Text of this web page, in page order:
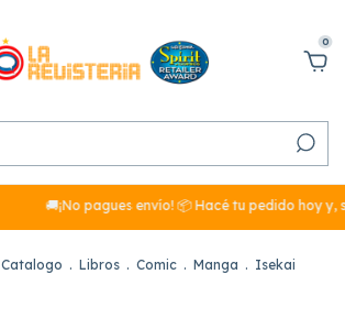
0
🚚¡No pagues envío! 📦 Hacé tu pedido hoy
Catalogo . Libros . Comic . Manga . Isekai